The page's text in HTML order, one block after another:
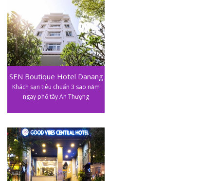
SEN Boutique Hotel Danang
Khách sạn tiêu chuẩn 3 sao năm
ngay phố tây An Thượng